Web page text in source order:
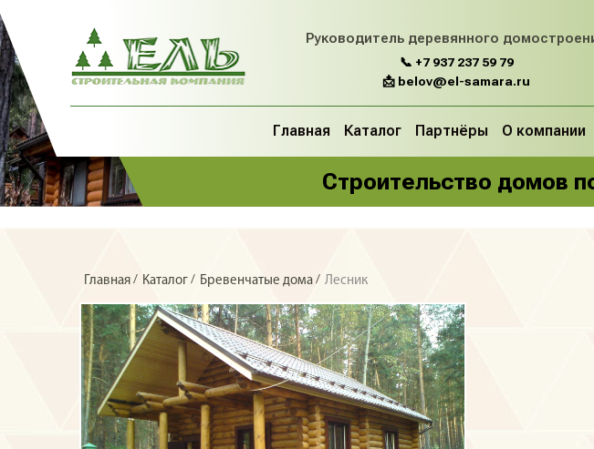
Руководитель деревянного
📞 +7 937 237 59 79
📩 belov@el-samara.ru
Главная Каталог Партнёры О компании
Строительство домов
Главная / Каталог / Бревенчатые дома / Лесник